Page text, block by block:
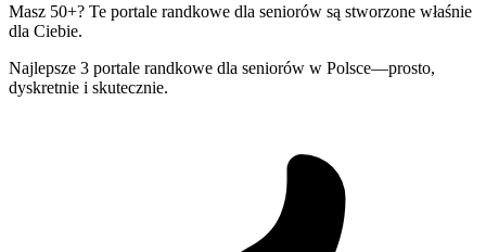
Masz 50+? Te portale randkowe dla seniorów są stworzone właśnie
dla Ciebie.
Najlepsze 3 portale randkowe dla seniorów w Polsce—prosto,
dyskretnie i skutecznie.